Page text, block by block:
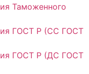
Таможенного
ГОСТ Р (СС ГОСТ
ГОСТ Р (ДС ГОСТ